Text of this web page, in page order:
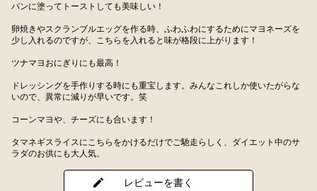
パンに塗ってトーストしても美味しい！
卵焼きやスクランブルエッグを作る時、ふわふわにするためにマヨネーズを
少し入れるのですが、こちらを入れると味が格段に上がります！
ツナマヨおにぎりにも最高！
ドレッシングを手作りする時にも重宝します。みんなこれしか使いたがらな
いので、異常に減りが早いです。笑
コーンマヨや、チーズにも合います！
タマネギスライスにこちらをかけるだけでご馳走らしく、ダイエット中のサ
ラダのお供にも大人気。
レビューを書く